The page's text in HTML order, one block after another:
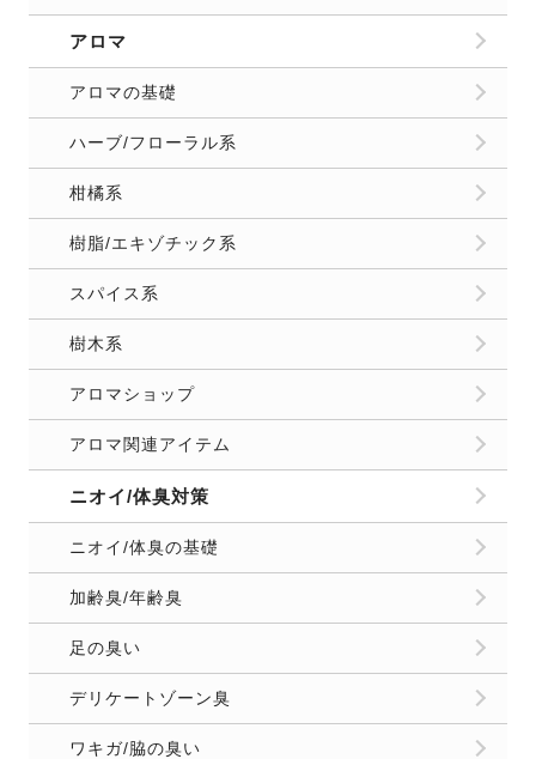
アロマ
アロマの基礎
ハーブ/フローラル系
柑橘系
樹脂/エキゾチック系
スパイス系
樹木系
アロマショップ
アロマ関連アイテム
ニオイ/体臭対策
ニオイ/体臭の基礎
加齢臭/年齢臭
足の臭い
デリケートゾーン臭
ワキガ/脇の臭い